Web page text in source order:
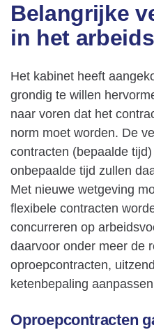
Belangrijke
in het
Het kabinet heeft
grondig te willen
naar voren dat het
norm moet worden. De
contracten (bepaalde
onbepaalde tijd zullen
Met nieuwe wetgeving
flexibele contracten
concurreren op
daarvoor onder meer de
oproepcontracten,
ketenbepaling
Oproepcontracten